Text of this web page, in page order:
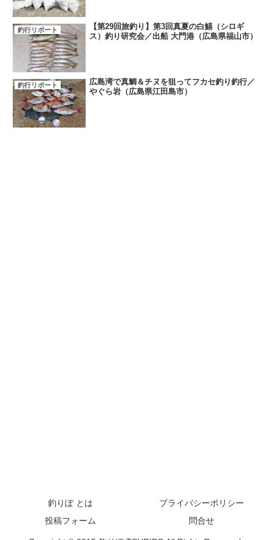
釣行リポート
【第29回旅釣り】第3回真夏の白鱚（シロギ
ス）釣り研究会／出船 大門港（広島県福山市）
釣行リポート
広島湾で真鯛＆チヌを狙ってフカセ釣り釣行／
やぐら岩（広島県江田島市）
釣りぽ とは
プライバシーポリシー
投稿フォーム
問合せ